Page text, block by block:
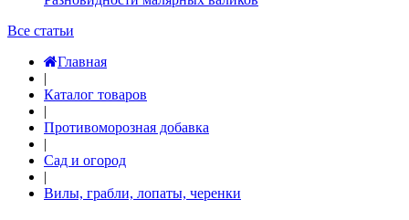
Все статьи
Главная
|
Каталог товаров
|
Противоморозная добавка
|
Сад и огород
|
Вилы, грабли, лопаты, черенки